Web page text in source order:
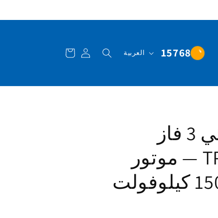
15768 العربية
الدخولالتسوق
مثبت جهد كهربائي 3 فاز
سلسلة TPL ±20% — موتور
سيرفو — قدرة 150 كيلوفولت